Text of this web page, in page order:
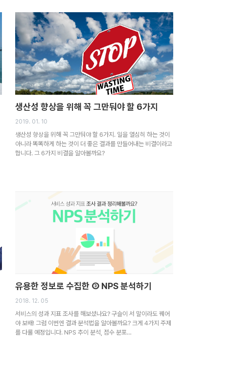
생산성 향상을 위해 꼭 그만둬야 할 6가지
2019. 01. 10
생산성 향상을 위해 꼭 그만둬야 할 6가지. 일을 열심히 하는 것이
아니라 똑똑하게 하는 것이 더 좋은 결과를 만들어내는 비결이라고
합니다. 그 6가지 비결을 알아볼까요?
유용한 정보로 수집한 ③ NPS 분석하기
2018. 12. 05
서비스의 성과 지표 조사를 해보셨나요? 구슬이 서 말이라도 꿰어
야 보배! 그럼 이번엔 결과 분석법을 알아볼까요? 크게 4가지 주제
를 다룰 예정입니다. NPS 추이 분석, 점수 분포…